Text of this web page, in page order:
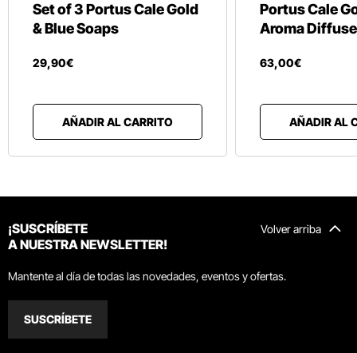
Set of 3 Portus Cale Gold
& Blue Soaps
29,90€
AÑADIR AL CARRITO
Portus Cale
Aroma
63,00€
AÑADIR AL
Volver arriba
¡SUSCRÍBETE
A NUESTRA NEWSLETTER!
Mantente al día de todas las novedades, eventos y ofertas.
SUSCRÍBETE